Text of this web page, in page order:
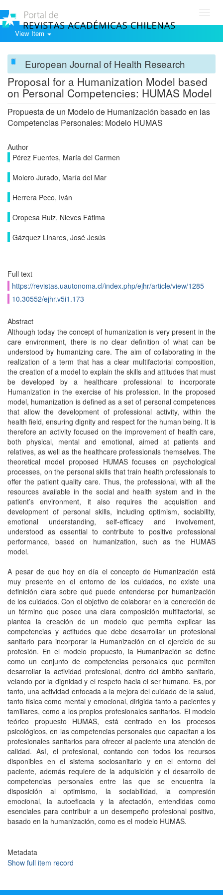
View Item
European Journal of Health Research
Proposal for a Humanization Model based
on Personal Competencies: HUMAS Model
Propuesta de un Modelo de Humanización basado en las
Competencias Personales: Modelo HUMAS
Author
Pérez Fuentes, María del Carmen
Molero Jurado, María del Mar
Herrera Peco, Iván
Oropesa Ruiz, Nieves Fátima
Gázquez Linares, José Jesús
Full text
https://revistas.uautonoma.cl/index.php/ejhr/article/view/1285
10.30552/ejhr.v5i1.173
Abstract
Although today the concept of humanization is very present in the
care environment, there is no clear definition of what can be
understood by humanizing care. The aim of collaborating in the
realization of a term that has a clear multifactorial composition,
the creation of a model to explain the skills and attitudes that must
be developed by a healthcare professional to incorporate
Humanization in the exercise of his profession. In the proposed
model, humanization is defined as a set of personal competences
that allow the development of professional activity, within the
health field, ensuring dignity and respect for the human being. It is
therefore an activity focused on the improvement of health care,
both physical, mental and emotional, aimed at patients and
relatives, as well as the healthcare professionals themselves. The
theoretical model proposed HUMAS focuses on psychological
processes, on the personal skills that train health professionals to
offer the patient quality care. Thus, the professional, with all the
resources available in the social and health system and in the
patient’s environment, it also requires the acquisition and
development of personal skills, including optimism, sociability,
emotional understanding, self-efficacy and involvement,
understood as essential to contribute to positive professional
performance, based on humanization, such as the HUMAS
model.
A pesar de que hoy en día el concepto de Humanización está
muy presente en el entorno de los cuidados, no existe una
definición clara sobre qué puede entenderse por humanización
de los cuidados. Con el objetivo de colaborar en la concreción de
un término que posee una clara composición multifactorial, se
plantea la creación de un modelo que permita explicar las
competencias y actitudes que debe desarrollar un profesional
sanitario para incorporar la Humanización en el ejercicio de su
profesión. En el modelo propuesto, la Humanización se define
como un conjunto de competencias personales que permiten
desarrollar la actividad profesional, dentro del ámbito sanitario,
velando por la dignidad y el respeto hacia el ser humano. Es, por
tanto, una actividad enfocada a la mejora del cuidado de la salud,
tanto física como mental y emocional, dirigida tanto a pacientes y
familiares, como a los propios profesionales sanitarios. El modelo
teórico propuesto HUMAS, está centrado en los procesos
psicológicos, en las competencias personales que capacitan a los
profesionales sanitarios para ofrecer al paciente una atención de
calidad. Así, el profesional, contando con todos los recursos
disponibles en el sistema sociosanitario y en el entorno del
paciente, además requiere de la adquisición y el desarrollo de
competencias personales entre las que se encuentra la
disposición al optimismo, la sociabilidad, la compresión
emocional, la autoeficacia y la afectación, entendidas como
esenciales para contribuir a un desempeño profesional positivo,
basado en la humanización, como es el modelo HUMAS.
Metadata
Show full item record